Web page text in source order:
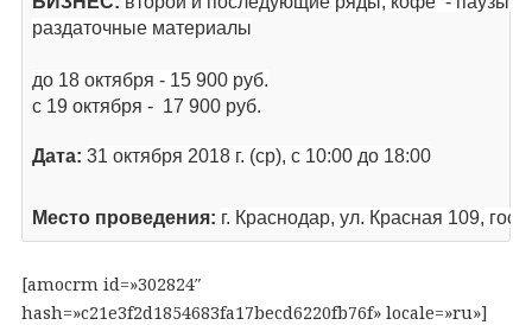
до 18 октября - 15 900 руб.
Дата: 31 октября 2018 г. (ср), с 10:00 до 18:00
Место проведения: г. Краснодар, ул. Красная 109,
[amocrm id=»302824″
hash=»c21e3f2d1854683fa17becd6220fb76f» locale=»ru»]